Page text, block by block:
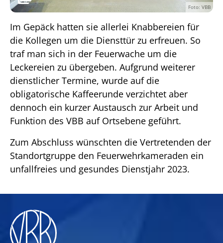
Foto: VBB
Im Gepäck hatten sie allerlei Knabbereien für
die Kollegen um die Diensttür zu erfreuen. So
traf man sich in der Feuerwache um die
Leckereien zu übergeben. Aufgrund weiterer
dienstlicher Termine, wurde auf die
obligatorische Kaffeerunde verzichtet aber
dennoch ein kurzer Austausch zur Arbeit und
Funktion des VBB auf Ortsebene geführt.
Zum Abschluss wünschten die Vertretenden der
Standortgruppe den Feuerwehrkameraden ein
unfallfreies und gesundes Dienstjahr 2023.